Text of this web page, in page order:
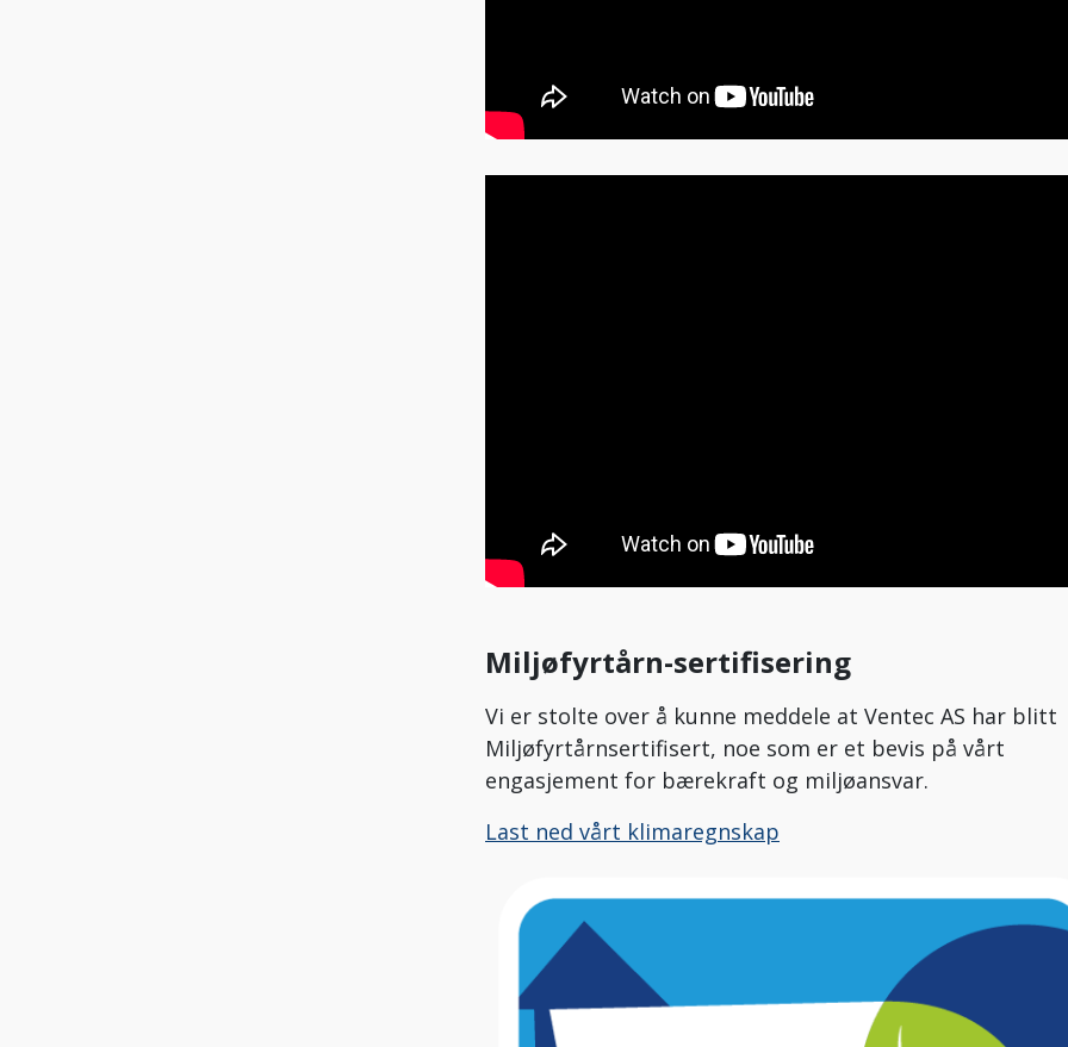
Miljøfyrtårn-sertifisering
Vi er stolte over å kunne meddele at Ventec AS har blitt
Miljøfyrtårnsertifisert, noe som er et bevis på vårt
engasjement for bærekraft og miljøansvar.
Last ned vårt klimaregnskap